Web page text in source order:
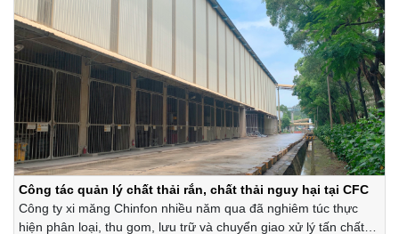
Công tác quản lý chất thải rắn, chất thải nguy hại tại CFC
Công ty xi măng Chinfon nhiều năm qua đã nghiêm túc thực
hiện phân loại, thu gom, lưu trữ và chuyển giao xử lý tấn chất